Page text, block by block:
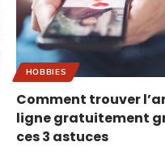
HOBBIES
Comment trouver
ligne gratuitement
ces 3 astuces